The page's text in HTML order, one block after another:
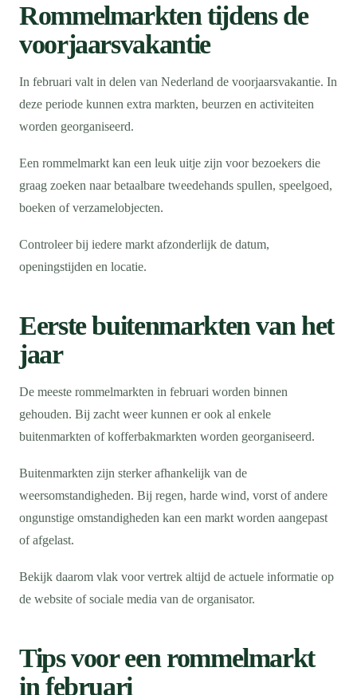
Rommelmarkten tijdens de
voorjaarsvakantie
In februari valt in delen van Nederland de voorjaarsvakantie. In
deze periode kunnen extra markten, beurzen en activiteiten
worden georganiseerd.
Een rommelmarkt kan een leuk uitje zijn voor bezoekers die
graag zoeken naar betaalbare tweedehands spullen, speelgoed,
boeken of verzamelobjecten.
Controleer bij iedere markt afzonderlijk de datum,
openingstijden en locatie.
Eerste buitenmarkten van het
jaar
De meeste rommelmarkten in februari worden binnen
gehouden. Bij zacht weer kunnen er ook al enkele
buitenmarkten of kofferbakmarkten worden georganiseerd.
Buitenmarkten zijn sterker afhankelijk van de
weersomstandigheden. Bij regen, harde wind, vorst of andere
ongunstige omstandigheden kan een markt worden aangepast
of afgelast.
Bekijk daarom vlak voor vertrek altijd de actuele informatie op
de website of sociale media van de organisator.
Tips voor een rommelmarkt
in februari